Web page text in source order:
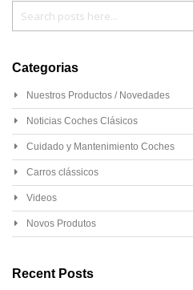
Categorias
Nuestros Productos / Novedades
Noticias Coches Clásicos
Cuidado y Mantenimiento Coches
Carros clássicos
Videos
Novos Produtos
Recent Posts